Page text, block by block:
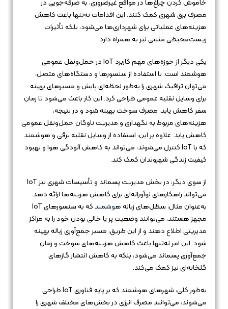
خاموش کردن چراغ‌ها در مواقع غیرضروری، به صرفه‌جویی در
مصرف برق شهری کمک کنند. این اقدامات نه‌تنها باعث کاهش
هزینه‌های عملیاتی برای شهرداری‌ها می‌شود، بلکه تأثیرات
زیست‌محیطی مثبتی نیز به همراه دارد.
یکی دیگر از حوزه‌های مهم کاربرد IoT در حمل‌ونقل عمومی
هوشمند است. با استفاده از سنسورها و دستگاه‌های متصل،
می‌توان ترافیک شهری را به‌طور لحظه‌ای پایش و مسیرهای بهینه
برای وسایل نقلیه عمومی طراحی کرد. این کار باعث می‌شود تا زمان
سفر کاهش یابد، مصرف سوخت بهینه شود و در نتیجه،
هزینه‌های مربوط به نگهداری و مدیریت ناوگان حمل‌ونقل عمومی
کاهش یابد. علاوه بر این، استفاده از وسایل نقلیه برقی و هوشمند
که با IoT کنترل می‌شوند، می‌تواند به کاهش آلودگی هوا و بهبود
کیفیت زندگی شهروندان کمک کند.
از سوی دیگر، در بخش مدیریت پسماند و تأسیسات شهری نیز IoT
می‌تواند راهکارهای نوآورانه‌ای برای کاهش هزینه‌ها ارائه دهد.
به‌عنوان مثال، سطل‌های زبالههوشمند
که به سنسورهای IoT
مجهز هستند، می‌توانند وضعیت پر یا خالی بودن خود را به مراکز
مدیریتی اطلاع دهند و از این طریق، مسیر جمع‌آوری زباله بهینه
شود. این امر نه‌تنها باعث کاهش هزینه‌های سوخت و زمان
جمع‌آوری پسماند می‌شود، بلکه به کاهش انتشار گازهای
گلخانه‌ای نیز کمک می‌کند.
به‌طور کلی، شهرهای هوشمند که بر پایه فناوری IoT طراحی
می‌شوند، می‌توانند مصرف انرژی در بخش‌های مختلف شهری را